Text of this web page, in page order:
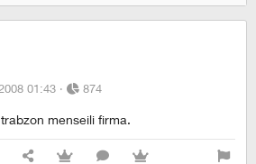
01:43 · 874
menseili firma.